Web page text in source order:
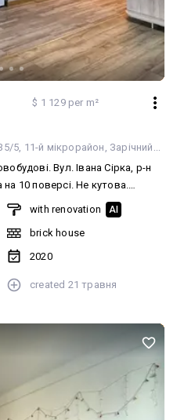
$ 1 129 per m²
5 11-й мікрорайон Зарічний
Сірка, р-н
агентство нерухомості. Телефонуйте.
with renovation AI
brick house
2020
created 21 травня